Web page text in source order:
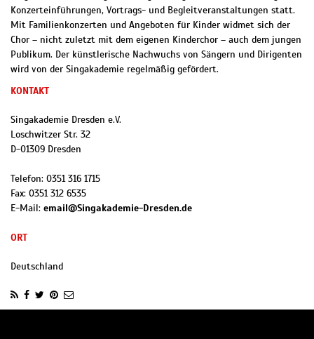
Konzerteinführungen, Vortrags- und Begleitveranstaltungen statt.
Mit Familienkonzerten und Angeboten für Kinder widmet sich der
Chor – nicht zuletzt mit dem eigenen Kinderchor – auch dem jungen
Publikum. Der künstlerische Nachwuchs von Sängern und Dirigenten
wird von der Singakademie regelmäßig gefördert.
KONTAKT
Singakademie Dresden e.V.
Loschwitzer Str. 32
D-01309 Dresden
Telefon: 0351 316 1715
Fax: 0351 312 6535
E-Mail: email@Singakademie-Dresden.de
ORT
Deutschland